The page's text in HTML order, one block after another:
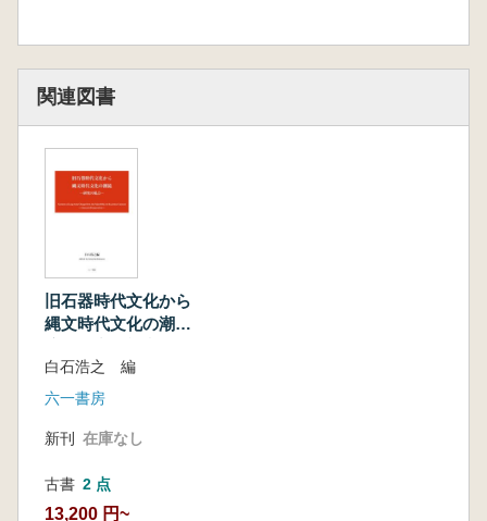
長澤有史 岐阜県下呂市湯ヶ峰採集の黒曜石製
草創期における石器群の編年研究の現状と課題
資料紹介
川添和暁 設楽町大名倉遺跡採集黒曜石につい
て
堀木真美子 大名倉遺跡採集の黒曜石分析につ
早川由香里 東海市高ノ御前遺跡の石器につい
て
具
小栗康寛 窯屋で使用された砥石
関連図書
旧石器時代文化から
縄文時代文化の潮
白石浩之 編
六一書房
新刊 在庫なし
古書 2 点
13,200 円~